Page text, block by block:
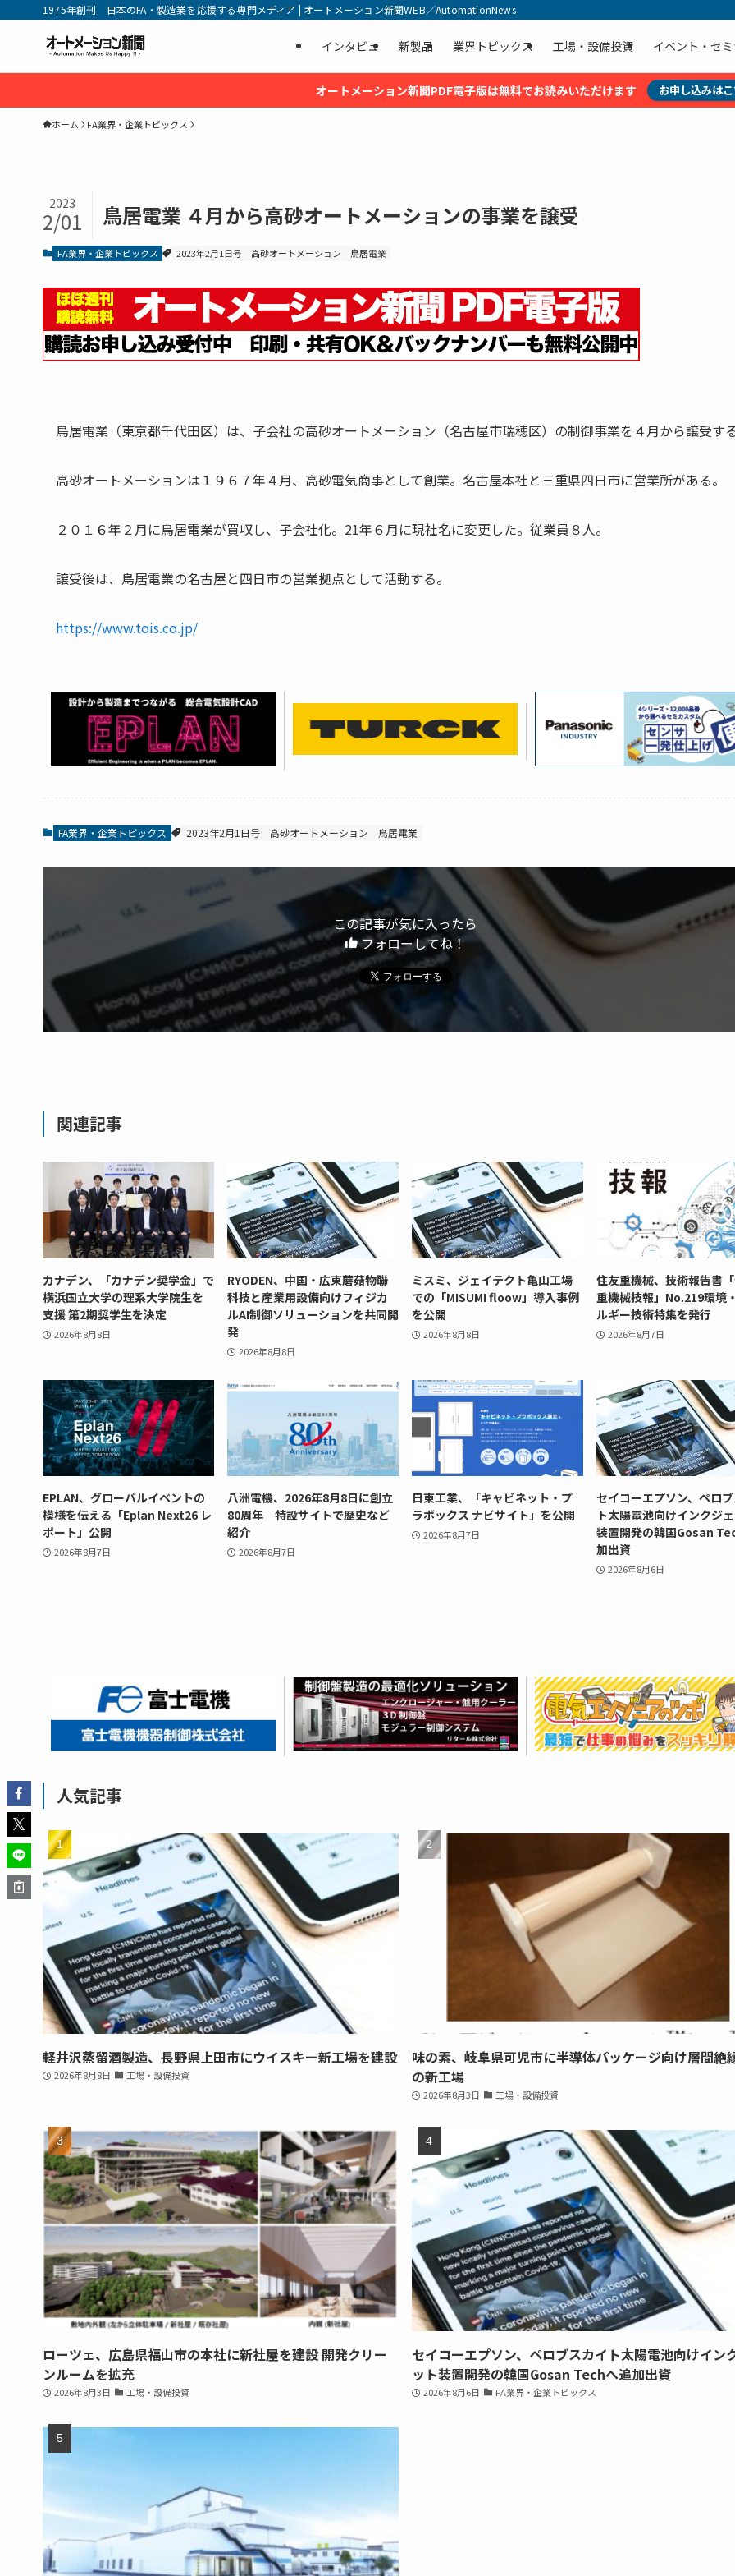
1975年創刊 日本のFA・製造業を応援する専門メディア | オートメーション新聞WEB／AutomationNews
インタビュ 新製品 業界トピックス 工場・設備投資 イベント・セ
オートメーション新聞PDF電子版は無料でお読みいただけます お申し込みは
ホーム FA業界・企業トピックス
鳥居電業 ４月から高砂オートメーションの事業を譲受
2023
2/01
FA業界・企業トピックス 2023年2月1日号 高砂オートメーション 鳥居電業
鳥居電業（東京都千代田区）は、子会社の高砂オートメーション（名古屋市瑞穂区）の制御事業を４月から譲受す
高砂オートメーションは１９６７年４月、高砂電気商事として創業。名古屋本社と三重県四日市に営業所がある。
２０１６年２月に鳥居電業が買収し、子会社化。21年６月に現社名に変更した。従業員８人。
譲受後は、鳥居電業の名古屋と四日市の営業拠点として活動する。
https://www.tois.co.jp/
FA業界・企業トピックス 2023年2月1日号 高砂オートメーション 鳥居電業
この記事が気に入ったら
フォローしてね！
関連記事
カナデン、「カナデン奨学金」で
横浜国立大学の理系大学院生を
支援 第2期奨学生を決定
2026年8月8日
RYODEN、中国・広東蘑菇物聯
科技と産業用設備向けフィジカ
ルAI制御ソリューションを共同開
発
2026年8月8日
ミスミ、ジェイテクト亀山工場
での「MISUMI floow」導入事例
を公開
2026年8月8日
住友重機械、技術報告書
重機械技報」No.219環境
ルギー技術特集を発行
2026年8月7日
EPLAN、グローバルイベントの
模様を伝える「Eplan Next26 レ
ポート」公開
2026年8月7日
八洲電機、2026年8月8日に創立
80周年 特設サイトで歴史など
紹介
2026年8月7日
日東工業、「キャビネット・プ
ラボックス ナビサイト」を公開
2026年8月7日
セイコーエプソン、ペロ
ト太陽電池向けインクジ
装置開発の韓国Gosan
加出資
2026年8月6日
人気記事
軽井沢蒸留酒製造、長野県上田市にウイスキー新工場を建設
2026年8月8日 工場・設備投資
味の素、岐阜県可児市に半導体パッケージ向け層間絶
の新工場
2026年8月3日 工場・設備投資
ローツェ、広島県福山市の本社に新社屋を建設 開発クリー
ンルームを拡充
2026年8月3日 工場・設備投資
セイコーエプソン、ペロブスカイト太陽電池向けイン
ット装置開発の韓国Gosan Techへ追加出資
2026年8月6日 FA業界・企業トピックス